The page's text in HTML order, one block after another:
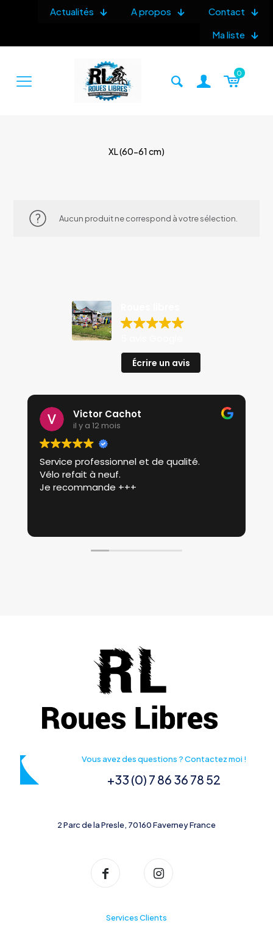
Actualités A propos
Contact
Ma liste
0
XL (60-61 cm)
Aucun produit ne correspond à votre sélection.
Écrire un avis
Victor Cachot
il y a 12 mois
Service professionnel et de qualité.
Vélo refait à neuf.
Je recommande +++
Vous avez des questions ? Contactez moi !
+33 (0) 7 86 36 78 52
2 Parc de la Presle, 70160 Faverney France
Services Clients